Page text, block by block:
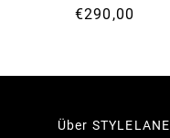
€290,00
Über STYLELANE